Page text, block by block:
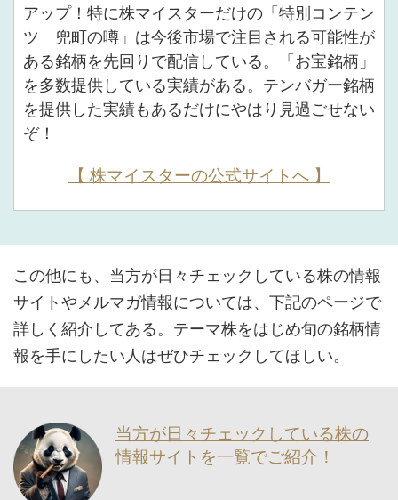
アップ！特に株マイスターだけの「特別コンテン
ツ 兜町の噂」は今後市場で注目される可能性が
ある銘柄を先回りで配信している。「お宝銘柄」
を多数提供している実績がある。テンバガー銘柄
を提供した実績もあるだけにやはり見過ごせない
ぞ！
【 株マイスターの公式サイトへ 】
この他にも、当方が日々チェックしている株の情報
サイトやメルマガ情報については、下記のページで
詳しく紹介してある。テーマ株をはじめ旬の銘柄情
報を手にしたい人はぜひチェックしてほしい。
当方が日々チェックしている株の
情報サイトを一覧でご紹介！